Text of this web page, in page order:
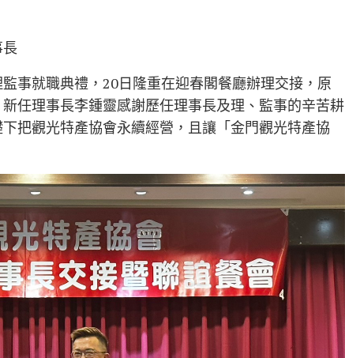
事就職典禮，20日隆重在迎春閣餐廳辦理交接，原
任理事長李鍾靈感謝歷任理事長及理、監事的辛苦耕
把觀光特產協會永續經營，且讓「金門觀光特產協